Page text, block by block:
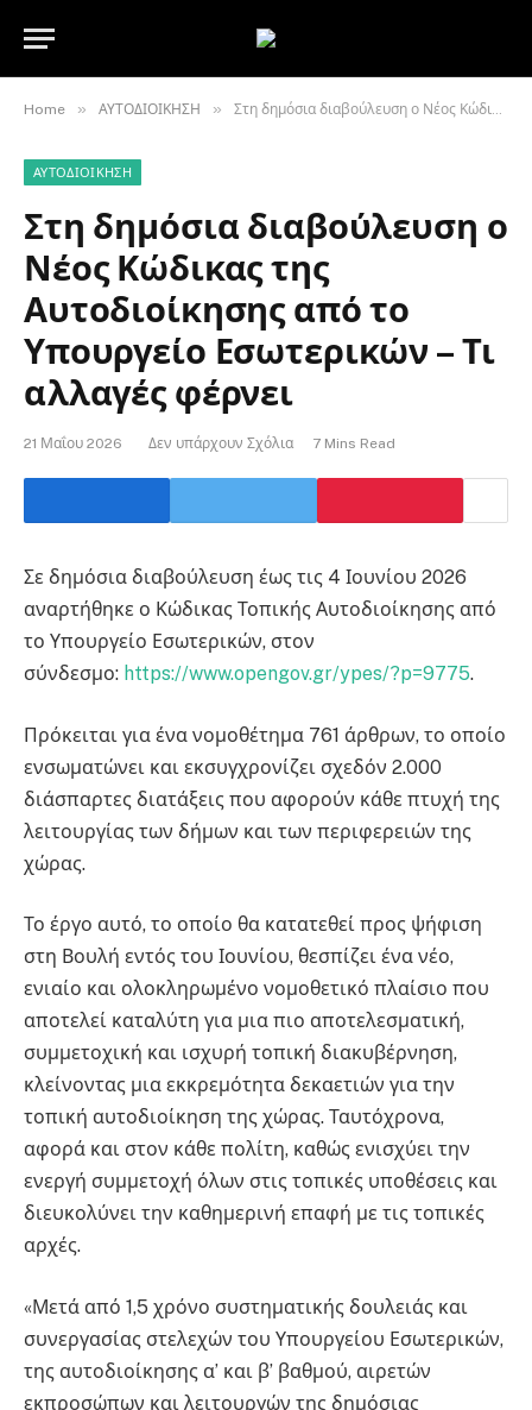
Home » ΑΥΤΟΔΙΟΙΚΗΣΗ » Στη δημόσια διαβούλευση ο Νέος Κώδικας της Αυτοδιοίκησης από το Υπουργείο Εσωτερικών – Τι αλλαγές φέρνει
ΑΥΤΟΔΙΟΙΚΗΣΗ
Στη δημόσια διαβούλευση ο
Νέος Κώδικας της
Αυτοδιοίκησης από το
Υπουργείο Εσωτερικών – Τι
αλλαγές φέρνει
21 Μαΐου 2026 Δεν υπάρχουν Σχόλια 7 Mins Read
Σε δημόσια διαβούλευση έως τις 4 Ιουνίου 2026
αναρτήθηκε ο Κώδικας Τοπικής Αυτοδιοίκησης από
το Υπουργείο Εσωτερικών, στον
σύνδεσμο: https://www.opengov.gr/ypes/?p=9775.
Πρόκειται για ένα νομοθέτημα 761 άρθρων, το οποίο
ενσωματώνει και εκσυγχρονίζει σχεδόν 2.000
διάσπαρτες διατάξεις που αφορούν κάθε πτυχή της
λειτουργίας των δήμων και των περιφερειών της
χώρας.
Το έργο αυτό, το οποίο θα κατατεθεί προς ψήφιση
στη Βουλή εντός του Ιουνίου, θεσπίζει ένα νέο,
ενιαίο και ολοκληρωμένο νομοθετικό πλαίσιο που
αποτελεί καταλύτη για μια πιο αποτελεσματική,
συμμετοχική και ισχυρή τοπική διακυβέρνηση,
κλείνοντας μια εκκρεμότητα δεκαετιών για την
τοπική αυτοδιοίκηση της χώρας. Ταυτόχρονα,
αφορά και στον κάθε πολίτη, καθώς ενισχύει την
ενεργή συμμετοχή όλων στις τοπικές υποθέσεις και
διευκολύνει την καθημερινή επαφή με τις τοπικές
αρχές.
«Μετά από 1,5 χρόνο συστηματικής δουλειάς και
συνεργασίας στελεχών του Υπουργείου Εσωτερικών,
της αυτοδιοίκησης α’ και β’ βαθμού, αιρετών
εκπροσώπων και λειτουργών της δημόσιας